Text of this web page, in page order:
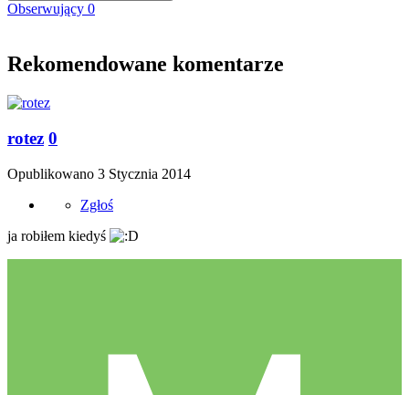
Obserwujący 0
Rekomendowane komentarze
rotez 0
Opublikowano 3 Stycznia 2014
Zgłoś
ja robiłem kiedyś